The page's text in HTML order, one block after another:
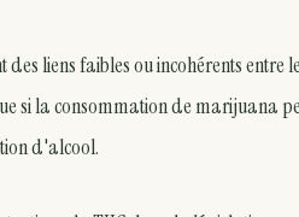
liens faibles ou incohérents entre
si la consommation de marijuana
d'alcool.